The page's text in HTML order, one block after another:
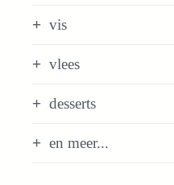
vis
vlees
desserts
en meer...